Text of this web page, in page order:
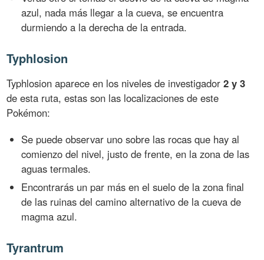
azul, nada más llegar a la cueva, se encuentra
durmiendo a la derecha de la entrada.
Typhlosion
Typhlosion aparece en los niveles de investigador2 y 3
de esta ruta, estas son las localizaciones de este
Pokémon:
Se puede observar uno sobre las rocas que hay al
comienzo del nivel, justo de frente, en la zona de las
aguas termales.
Encontrarás un par más en el suelo de la zona final
de las ruinas del camino alternativo de la cueva de
magma azul.
Tyrantrum